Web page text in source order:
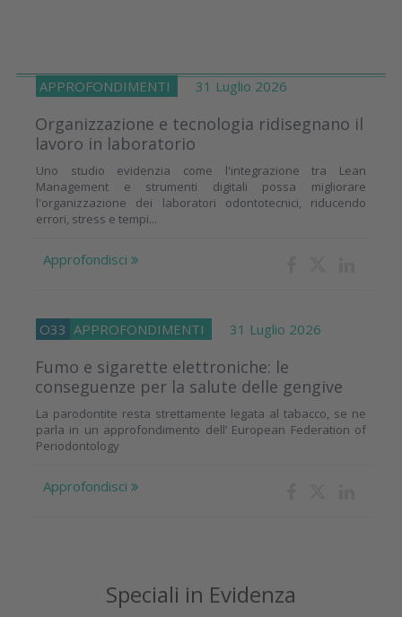
APPROFONDIMENTI 31 Luglio 2026
Organizzazione e tecnologia ridisegnano il
lavoro in laboratorio
Uno studio evidenzia come l'integrazione tra Lean
Management e strumenti digitali possa migliorare
l'organizzazione dei laboratori odontotecnici, riducendo
errori, stress e tempi...
Approfondisci
O33 APPROFONDIMENTI 31 Luglio 2026
Fumo e sigarette elettroniche: le
conseguenze per la salute delle gengive
La parodontite resta strettamente legata al tabacco, se ne
parla in un approfondimento dell’ European Federation of
Periodontology
Approfondisci
Speciali in Evidenza